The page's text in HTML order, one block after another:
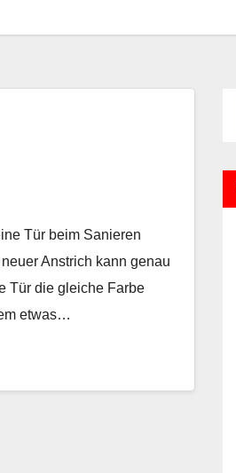
Tür beim Sanieren
Anstrich kann genau
Tür die gleiche Farbe
etwas…